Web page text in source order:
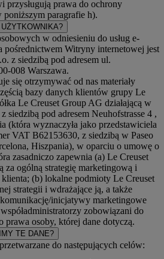
prawa do ochrony
paragrafie h).
w odniesieniu do usług e-
pośrednictwem Witryny internetowej jest
z siedzibą pod adresem ul.
008 Warszawa.
się otrzymywać od nas materiały
bazy danych klientów grupy Le
Le Creuset Group AG działającą w
siedzibą pod adresem Neuhofstrasse 4 ,
(która wyznaczyła jako przedstawiciela
VAT B62153630, z siedzibą w Paseo
Hiszpania), w oparciu o umowę o
zasadniczo zapewnia (a) Le Creuset
ogólną strategię marketingową i
klienta; (b) lokalne podmioty Le Creuset
strategii i wdrażające ją, a także
inicjatywy marketingowe
zobowiązani do
osoby, której dane dotyczą.
TE DANE?
do następujących celów: